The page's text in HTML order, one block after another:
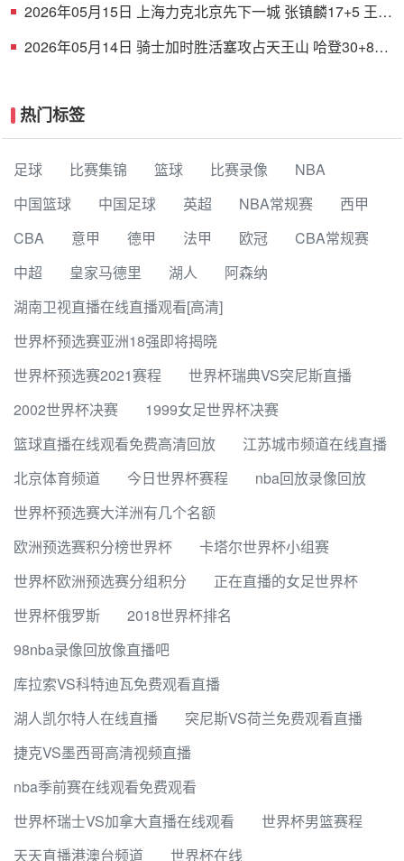
2026年05月15日 上海力克北京先下一城 张镇麟17+5 王哲
2026年05月14日 骑士加时胜活塞攻占天王山 哈登30+8+6
热门标签
足球 比赛集锦 篮球 比赛录像
NBA
中国篮球
中国足球 英超 NBA常规赛
西甲
CBA
意甲 德甲 法甲 欧冠
CBA常规赛
中超
皇家马德里 湖人
阿森纳
湖南卫视直播在线直播观看[高清]
世界杯预选赛亚洲18强即将揭晓
世界杯预选赛2021赛程
世界杯瑞典VS突尼斯直播
2002世界杯决赛
1999女足世界杯决赛
篮球直播在线观看免费高清回放
江苏城市频道在线直播
北京体育频道
今日世界杯赛程
nba回放录像回放
世界杯预选赛大洋洲有几个名额
欧洲预选赛积分榜世界杯
卡塔尔世界杯小组赛
世界杯欧洲预选赛分组积分
正在直播的女足世界杯
世界杯俄罗斯
2018世界杯排名
98nba录像回放像直播吧
库拉索VS科特迪瓦免费观看直播
湖人凯尔特人在线直播
突尼斯VS荷兰免费观看直播
捷克VS墨西哥高清视频直播
nba季前赛在线观看免费观看
世界杯瑞士VS加拿大直播在线观看
世界杯男篮赛程
天天直播港澳台频道
世界杯在线